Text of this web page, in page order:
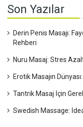
Son Yazılar
Derin Penis Masajı:
Rehberi
Nuru Masaj: Stres
Erotik Masajın
Tantrik Masaj İçin
Swedish Massage: